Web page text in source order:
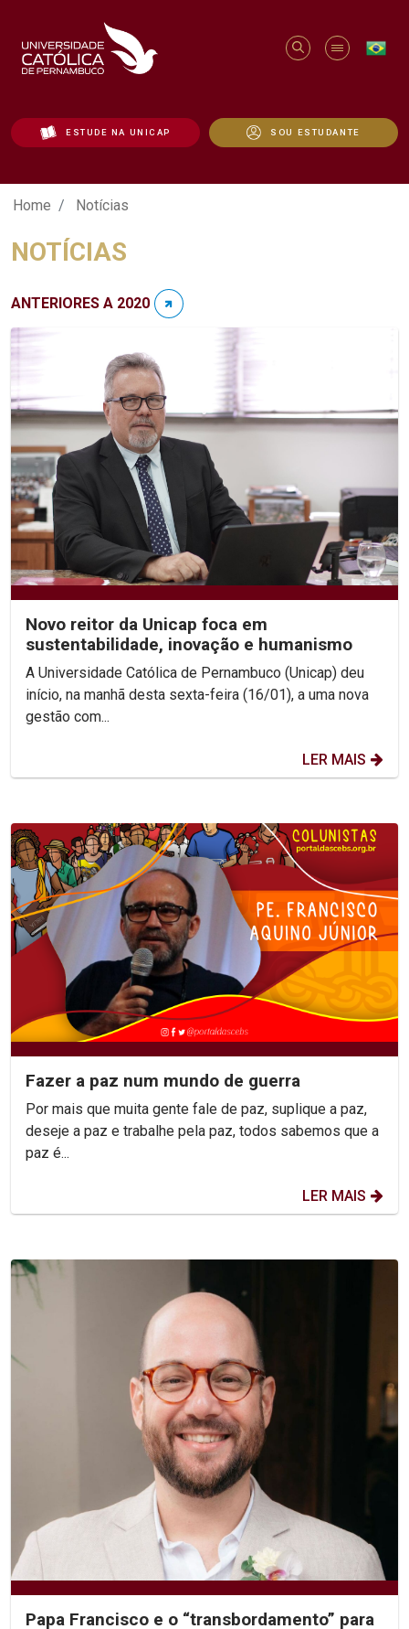
ESTUDE NA UNICAP SOU ESTUDANTE
Notícias - Unicap
Home Notícias
NOTÍCIAS
ANTERIORES A 2020
Novo reitor da Unicap foca em
sustentabilidade, inovação e humanismo
A Universidade Católica de Pernambuco (Unicap) deu
início, na manhã desta sexta-feira (16/01), a uma nova
gestão com...
LER MAIS
Fazer a paz num mundo de guerra
Por mais que muita gente fale de paz, suplique a paz,
deseje a paz e trabalhe pela paz, todos sabemos que a
paz é...
LER MAIS
Papa Francisco e o “transbordamento” para